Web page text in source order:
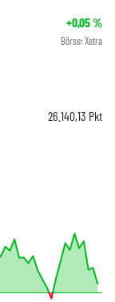
+0,05%
Börse: Xetra
26.140,13 Pkt